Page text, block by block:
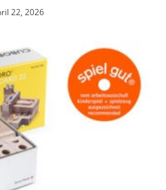
22, 2026